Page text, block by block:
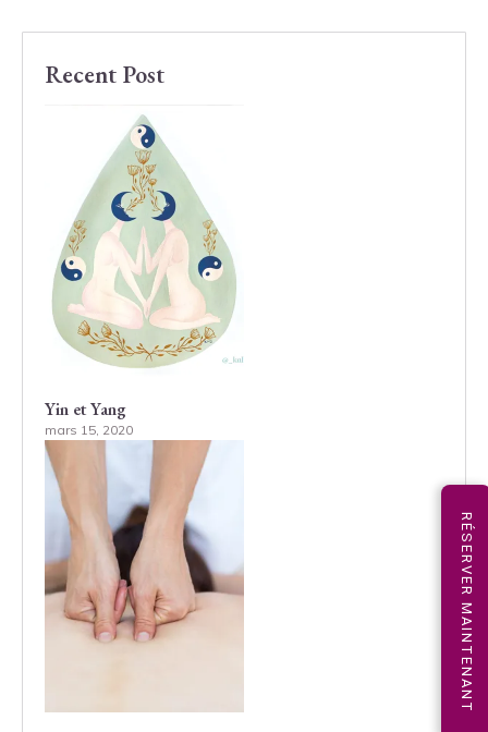
Recent Post
Yin et Yang
mars 15, 2020
RÉSERVER MAINTENANT